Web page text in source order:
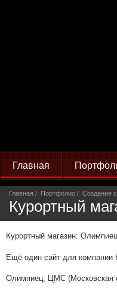
Главная
Главная Портфолио Создание
Курортный
Курортный магазин:
Ещё один сайт для компании
Олимпиец, ЦМС (Московская